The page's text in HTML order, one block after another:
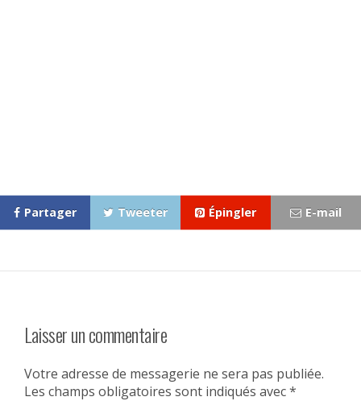
Partager Tweeter Épingler E-mail
Laisser un commentaire
Votre adresse de messagerie ne sera pas publiée.
Les champs obligatoires sont indiqués avec*